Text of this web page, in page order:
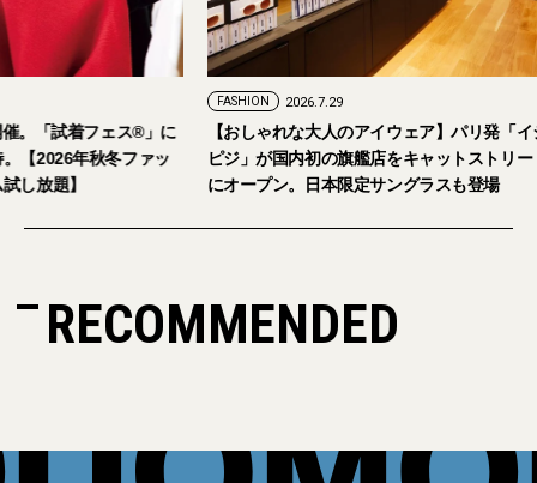
試着フェス®︎」に
年秋冬ファッ
題】
FASHION 2026.7.29
【おしゃれな大人のアイウェア】パリ発「イジ
ピジ」が国内初の旗艦店をキャットストリート
にオープン。日本限定サングラスも登場
RECOMMENDED